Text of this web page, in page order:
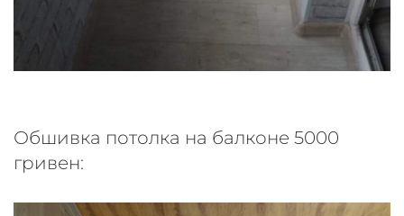
Обшивка потолка на балконе 5000
гривен: